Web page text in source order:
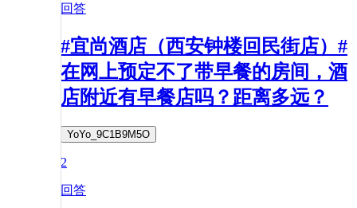
回答
#宜尚酒店（西安钟楼回民街店）#
在网上预定不了带早餐的房间，酒
店附近有早餐店吗？距离多远？
YoYo_9C1B9M5O
2
回答